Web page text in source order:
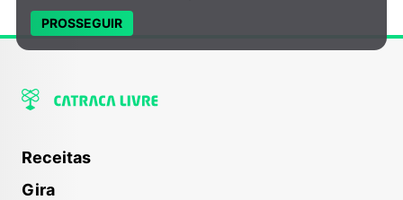
Receitas
Gira
PROSSEGUIR